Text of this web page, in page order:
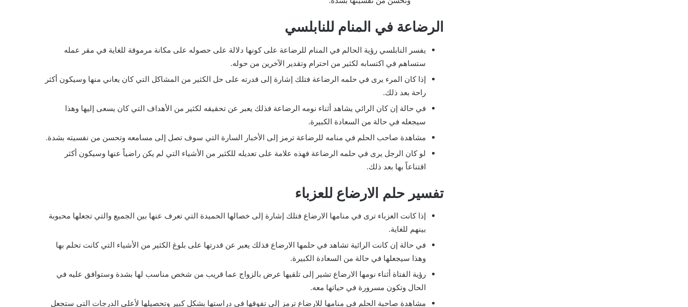
الرضاعة في المنام للنابلسي
يفسر النابلسي رؤية الحالم في المنام للرضاعة على كونها دلالة على حصوله على مكانة مرموقة للغاية في مقر عمله
ستساهم في اكتسابه لكثير من احترام وتقدير الآخرين من حوله.
إذا كان المرء يرى في حلمه الرضاعة فتلك إشارة إلى قدرته على حل الكثير من المشاكل التي كان يعاني منها وسيكون أكثر
راحة بعد ذلك.
في حالة إن كان الرائي يشاهد أثناء نومه الرضاعة فذلك يعبر عن تحقيقه لكثير من الأهداف التي كان يسعى إليها وهذا
سيجعله في حالة من السعادة الكبيرة.
مشاهدة صاحب الحلم في منامه للرضاعة ترمز إلى الأخبار السارة التي سوف تصل إلى مسامعه وتحسن من نفسيته بشدة.
لو كان الرجل يرى في حلمه الرضاعة فهذه علامة على تعديله للكثير من الأشياء التي لم يكن راضياً عنها وسيكون أكثر
اقتناعاً بها بعد ذلك.
تفسير حلم الارضاع للعزباء
إذا كانت العزباء ترى في منامها الارضاع فتلك إشارة إلى خصالها الحميدة التي تعرف عنها بين الجميع والتي تجعلها محبوبة
بينهم للغاية.
في حالة إن كانت الرائية تشاهد في حلمها الارضاع فذلك يعبر عن قدرتها على بلوغ الكثير من الأشياء التي كانت تحلم بها
وهذا سيجعلها في حالة من السعادة الكبيرة.
رؤية الفتاة أثناء نومها الارضاع تشير إلى تلقيها عرض بالزواج عما قريب من شخص مناسب لها بشدة وستوافق عليه في
الحال وتكون مسرورة في حياتها معه.
مشاهدة صاحبة الحلم في منامها للارضاع ترمز إلى تفوقها في دراستها بشكل كبير وتحصيلها لأعلى الدرجات التي ستجعل